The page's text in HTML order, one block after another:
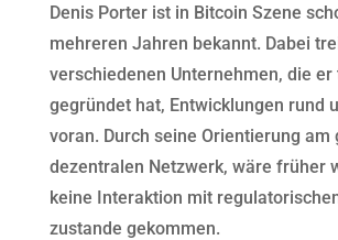
Denis Porter ist in Bitcoin Szene
mehreren Jahren bekannt. Dabei
verschiedenen Unternehmen, die
gegründet hat, Entwicklungen rund
voran. Durch seine Orientierung am
dezentralen Netzwerk, wäre früher
keine Interaktion mit
zustande gekommen.